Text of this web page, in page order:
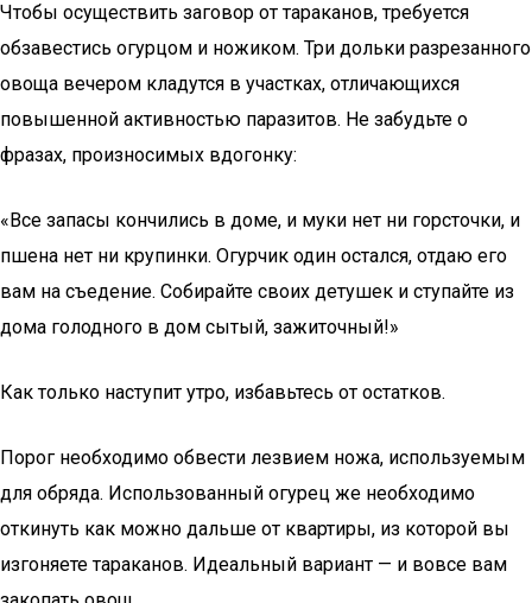
Чтобы осуществить заговор от тараканов, требуется
обзавестись огурцом и ножиком. Три дольки разрезанного
овоща вечером кладутся в участках, отличающихся
повышенной активностью паразитов. Не забудьте о
фразах, произносимых вдогонку:
«Все запасы кончились в доме, и муки нет ни горсточки, и
пшена нет ни крупинки. Огурчик один остался, отдаю его
вам на съедение. Собирайте своих детушек и ступайте из
дома голодного в дом сытый, зажиточный!»
Как только наступит утро, избавьтесь от остатков.
Порог необходимо обвести лезвием ножа, используемым
для обряда. Использованный огурец же необходимо
откинуть как можно дальше от квартиры, из которой вы
изгоняете тараканов. Идеальный вариант — и вовсе вам